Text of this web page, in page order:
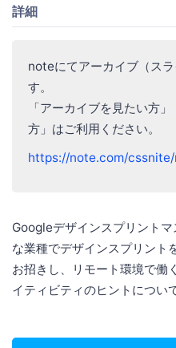
詳細
noteにてアーカイブ（ス
す。
「アーカイブを見たい方
方」はご利用ください。
https://note.com/
Googleデザインスプリント
な業種でデザインスプリント
お招きし、リモート環境で働
イティビティのヒントについ